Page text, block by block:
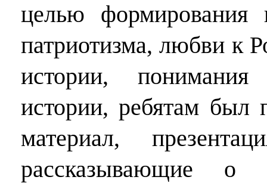
целью формирования
патриотизма, любви к
истории,
истории, ребятам был
материал,
рассказывающие о